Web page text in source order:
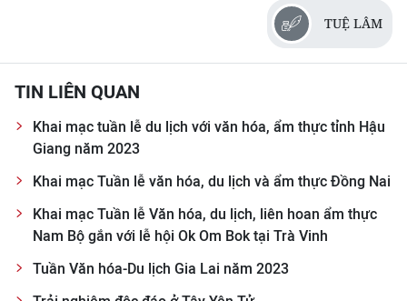
РУССКИЙ
ESPAÑOL
TUỆ LÂM
TIN LIÊN QUAN
Khai mạc tuần lễ du lịch với văn hóa, ẩm thực tỉnh Hậu
Giang năm 2023
Khai mạc Tuần lễ văn hóa, du lịch và ẩm thực Đồng Nai
Khai mạc Tuần lễ Văn hóa, du lịch, liên hoan ẩm thực
Nam Bộ gắn với lễ hội Ok Om Bok tại Trà Vinh
Tuần Văn hóa-Du lịch Gia Lai năm 2023